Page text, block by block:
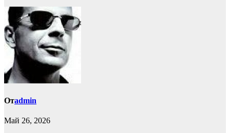
Отadmin
Май 26, 2026